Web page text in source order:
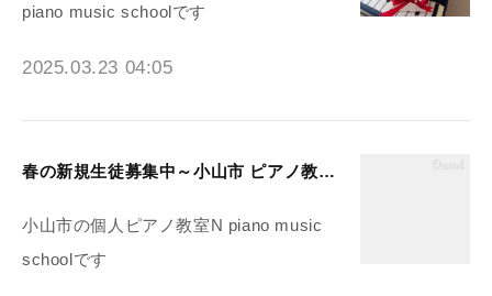
piano music schoolです
2025.03.23 04:05
春の新規生徒募集中～小山市 ピアノ教室N piano music school
小山市の個人ピアノ教室N piano music
schoolです